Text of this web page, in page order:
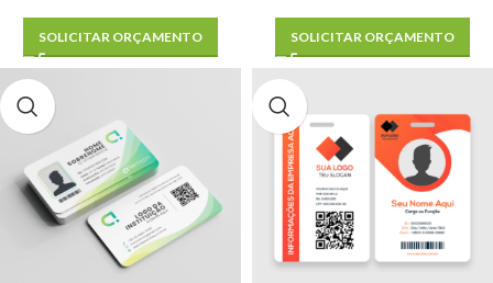
SOLICITAR ORÇAMENTO SOLICITAR ORÇAMENTO